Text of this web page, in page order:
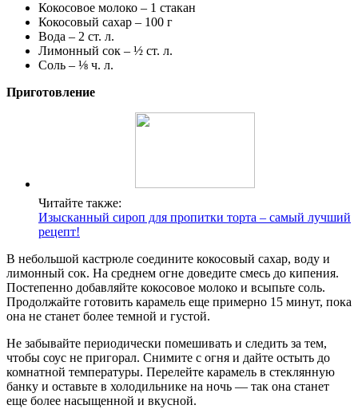
Кокосовое молоко – 1 стакан
Кокосовый сахар – 100 г
Вода – 2 ст. л.
Лимонный сок – ½ ст. л.
Соль – ⅛ ч. л.
Приготовление
Читайте также:
Изысканный сироп для пропитки торта – самый лучший
рецепт!
В небольшой кастрюле соедините кокосовый сахар, воду и
лимонный сок. На среднем огне доведите смесь до кипения.
Постепенно добавляйте кокосовое молоко и всыпьте соль.
Продолжайте готовить карамель еще примерно 15 минут, пока
она не станет более темной и густой.
Не забывайте периодически помешивать и следить за тем,
чтобы соус не пригорал. Снимите с огня и дайте остыть до
комнатной температуры. Перелейте карамель в стеклянную
банку и оставьте в холодильнике на ночь — так она станет
еще более насыщенной и вкусной.